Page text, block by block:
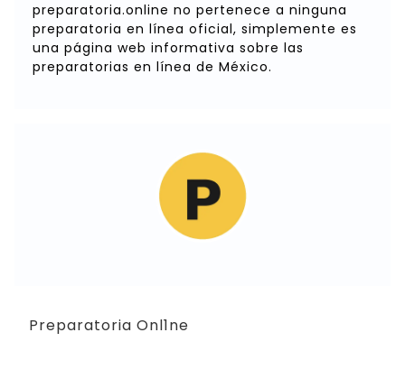
preparatoria.online no pertenece a ninguna
preparatoria en línea oficial, simplemente es
una página web informativa sobre las
preparatorias en línea de México.
Preparatoria Onl1ne